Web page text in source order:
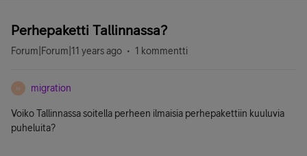
Perhepaketti Tallinnassa?
Forum|Forum|11 years ago 1 kommentti
M migration
Voiko Tallinnassa soitella perheen ilmaisia perhepakettiin kuuluvia
puheluita?